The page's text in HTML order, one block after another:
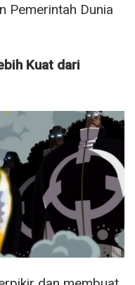
Pemerintah Dunia
Kuat dari